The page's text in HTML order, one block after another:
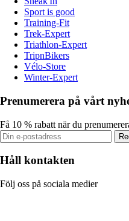
Sport is good
Training-Fit
Trek-Expert
Triathlon-Expert
TripnBikers
Vélo-Store
Winter-Expert
Prenumerera på vårt
Få 10 % rabatt när du
Håll kontakten
Följ oss på sociala medier